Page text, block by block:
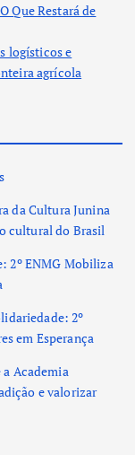
Que Restará de
logísticos e
agrícola
da Cultura Junina
cultural do Brasil
2º ENMG Mobiliza
2º
em Esperança
a Academia
e valorizar